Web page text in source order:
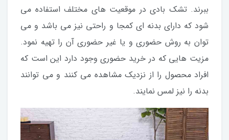
ببرند. تشک بادی در موقعیت های مختلف استفاده می
شود که دارای بدنه ای کمجا و راحتی نیز می باشد و می
توان به روش حضوری و یا غیر حضوری آن را تهیه نمود.
مزیت هایی که در خرید حضوری وجود دارد این است که
افراد محصول را از نزدیک مشاهده می کنند و می توانند
بدنه را نیز لمس نمایند.